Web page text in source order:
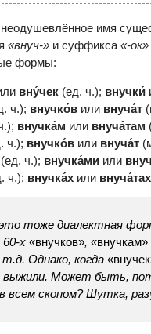
имя
«внуч-» и суффикса «-ок»
формы:
вну́чек (ед. ч.); внучки́
ч.); внучко́в или внуча́т
внучка́м или внуча́там
ч.); внучко́в или внуча́т
(ед. ч.); внучка́ми или
ч.); внучка́х или внуча́тах
тоже диалектная
60-х «внучков», «внучкам»
т.д. Однако, когда
выжили. Может быть,
скопом? Шутка,